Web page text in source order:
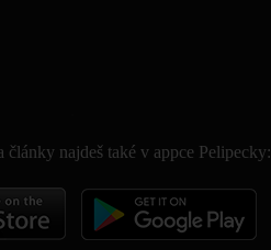
články najdeš také v appce Pelipecky: